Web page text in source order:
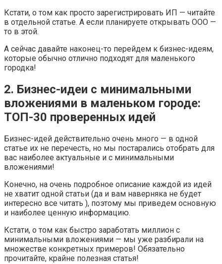
Кстати, о том как просто зарегистрировать ИП — читайте
в отдельной статье. А если планируете открывать ООО —
то в этой.
А сейчас давайте наконец-то перейдем к бизнес-идеям,
которые обычно отлично подходят для маленького
городка!
2. Бизнес-идеи с минимальными
вложениями в маленьком городе:
ТОП-30 проверенных идей
Бизнес-идей действительно очень много — в одной
статье их не перечесть, но мы постарались отобрать для
вас наиболее актуальные и с минимальными
вложениями!
Конечно, на очень подробное описание каждой из идей
не хватит одной статьи (да и вам наверняка не будет
интересно все читать ), поэтому мы приведем основную
и наиболее ценную информацию.
Кстати, о том как быстро заработать миллион с
минимальными вложениями — мы уже разбирали на
множестве конкретных примеров! Обязательно
прочитайте, крайне полезная статья!